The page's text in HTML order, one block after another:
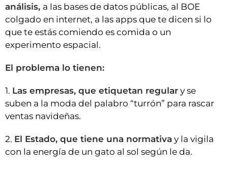
análisis, a las bases de datos públicas, al BOE
colgado en internet, a las apps que te dicen si lo
que te estás comiendo es comida o un
experimento espacial.
El problema lo tienen:
1. Las empresas, que etiquetan regular y se
suben a la moda del palabro “turrón” para rascar
ventas navideñas.
2. El Estado, que tiene una normativa y la vigila
con la energía de un gato al sol según le da.